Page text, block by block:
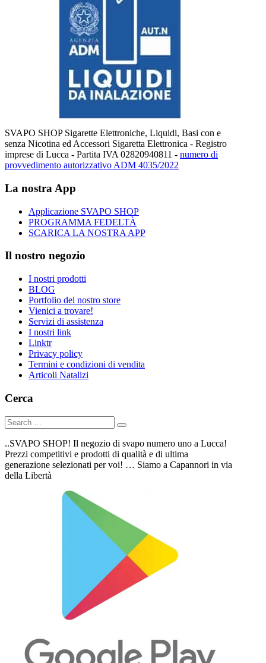
SVAPO SHOP Sigarette Elettroniche, Liquidi, Basi con e
senza Nicotina ed Accessori Sigaretta Elettronica - Registro
imprese di Lucca - Partita IVA 02820940811 - numero di
provvedimento autorizzativo ADM 4035/2022
La nostra App
Applicazione SVAPO SHOP
PROGRAMMA FEDELTÀ
SCARICA LA NOSTRA APP
Il nostro negozio
I nostri prodotti
BLOG
Portfolio del nostro store
Vienici a trovare!
Servizi di assistenza
I nostri link
Linktr
Privacy policy
Termini e condizioni di vendita
Articoli Natalizi
Cerca
..SVAPO SHOP! Il negozio di svapo numero uno a Lucca!
Prezzi competitivi e prodotti di qualità e di ultima
generazione selezionati per voi! … Siamo a Capannori in via
della Libertà